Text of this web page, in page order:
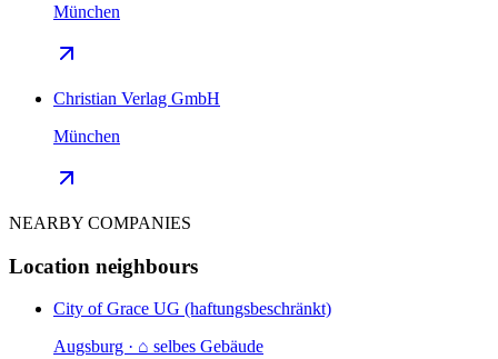
München
Christian Verlag GmbH
München
NEARBY COMPANIES
Location neighbours
City of Grace UG (haftungsbeschränkt)
Augsburg · ⌂ selbes Gebäude